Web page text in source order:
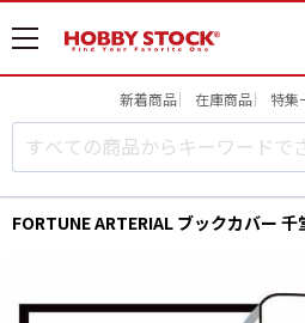
メ
ニ
開
新着商品 在庫商品 特集
FORTUNE ARTERIAL ブックカバー 千